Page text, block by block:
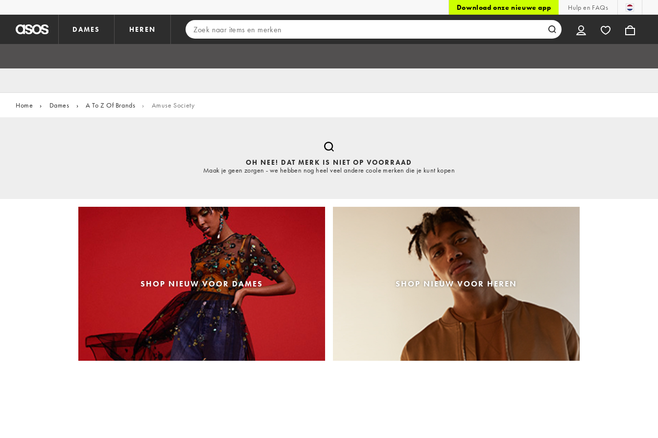
Download onze nieuwe app Hulp en FAQs
DAMES HEREN
Home › Dames › A To Z Of Brands › Amuse Society
OH NEE! DAT MERK IS NIET OP VOORRAAD
Maak je geen zorgen - we hebben nog heel veel andere coole merken die je kunt kopen
SHOP NIEUW VOOR DAMES SHOP NIEUW VOOR HEREN